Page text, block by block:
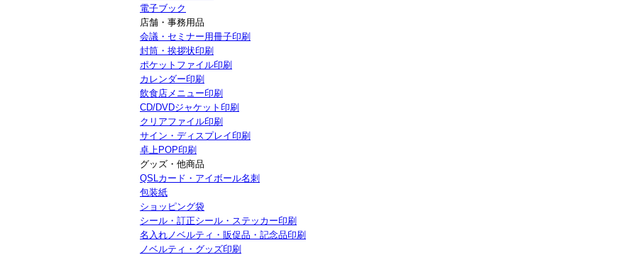
電子ブック
店舗・事務用品
会議・セミナー用冊子印刷
封筒・挨拶状印刷
ポケットファイル印刷
カレンダー印刷
飲食店メニュー印刷
CD/DVDジャケット印刷
クリアファイル印刷
サイン・ディスプレイ印刷
卓上POP印刷
グッズ・他商品
QSLカード・アイボール名刺
包装紙
ショッピング袋
シール・訂正シール・ステッカー印刷
名入れノベルティ・販促品・記念品印刷
ノベルティ・グッズ印刷